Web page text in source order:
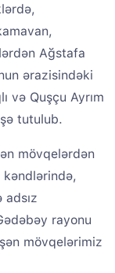
Ağstafa
ərazisindəki
və Quşçu Ayrım
tutulub.
mövqelərdən
kəndlərində,
rayonu
mövqelərimiz